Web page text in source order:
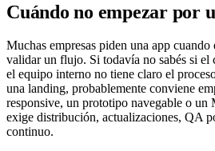
Cuándo no empezar por
Muchas empresas piden una app cuando
validar un flujo. Si todavía no sabés si el
el equipo interno no tiene claro el
una landing, probablemente conviene
responsive, un prototipo navegable o un
exige distribución, actualizaciones, QA
continuo.